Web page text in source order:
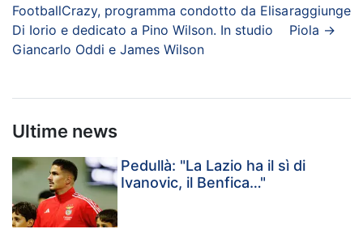
FootballCrazy, programma condotto da Elisa
Di Iorio e dedicato a Pino Wilson. In studio
Giancarlo Oddi e James Wilson
raggiunge
Piola →
Ultime news
Pedullà: "La Lazio ha il sì di
Ivanovic, il Benfica…"